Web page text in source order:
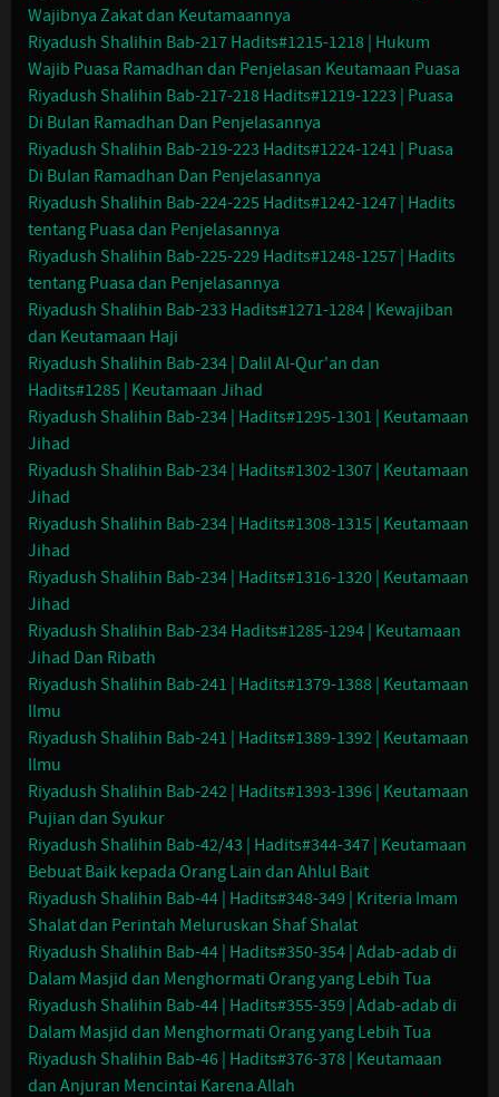
Wajibnya Zakat dan Keutamaannya
Riyadush Shalihin Bab-217 Hadits#1215-1218 | Hukum
Wajib Puasa Ramadhan dan Penjelasan Keutamaan Puasa
Riyadush Shalihin Bab-217-218 Hadits#1219-1223 | Puasa
Di Bulan Ramadhan Dan Penjelasannya
Riyadush Shalihin Bab-219-223 Hadits#1224-1241 | Puasa
Di Bulan Ramadhan Dan Penjelasannya
Riyadush Shalihin Bab-224-225 Hadits#1242-1247 | Hadits
tentang Puasa dan Penjelasannya
Riyadush Shalihin Bab-225-229 Hadits#1248-1257 | Hadits
tentang Puasa dan Penjelasannya
Riyadush Shalihin Bab-233 Hadits#1271-1284 | Kewajiban
dan Keutamaan Haji
Riyadush Shalihin Bab-234 | Dalil Al-Qur'an dan
Hadits#1285 | Keutamaan Jihad
Riyadush Shalihin Bab-234 | Hadits#1295-1301 | Keutamaan
Jihad
Riyadush Shalihin Bab-234 | Hadits#1302-1307 | Keutamaan
Jihad
Riyadush Shalihin Bab-234 | Hadits#1308-1315 | Keutamaan
Jihad
Riyadush Shalihin Bab-234 | Hadits#1316-1320 | Keutamaan
Jihad
Riyadush Shalihin Bab-234 Hadits#1285-1294 | Keutamaan
Jihad Dan Ribath
Riyadush Shalihin Bab-241 | Hadits#1379-1388 | Keutamaan
Ilmu
Riyadush Shalihin Bab-241 | Hadits#1389-1392 | Keutamaan
Ilmu
Riyadush Shalihin Bab-242 | Hadits#1393-1396 | Keutamaan
Pujian dan Syukur
Riyadush Shalihin Bab-42/43 | Hadits#344-347 | Keutamaan
Bebuat Baik kepada Orang Lain dan Ahlul Bait
Riyadush Shalihin Bab-44 | Hadits#348-349 | Kriteria Imam
Shalat dan Perintah Meluruskan Shaf Shalat
Riyadush Shalihin Bab-44 | Hadits#350-354 | Adab-adab di
Dalam Masjid dan Menghormati Orang yang Lebih Tua
Riyadush Shalihin Bab-44 | Hadits#355-359 | Adab-adab di
Dalam Masjid dan Menghormati Orang yang Lebih Tua
Riyadush Shalihin Bab-46 | Hadits#376-378 | Keutamaan
dan Anjuran Mencintai Karena Allah